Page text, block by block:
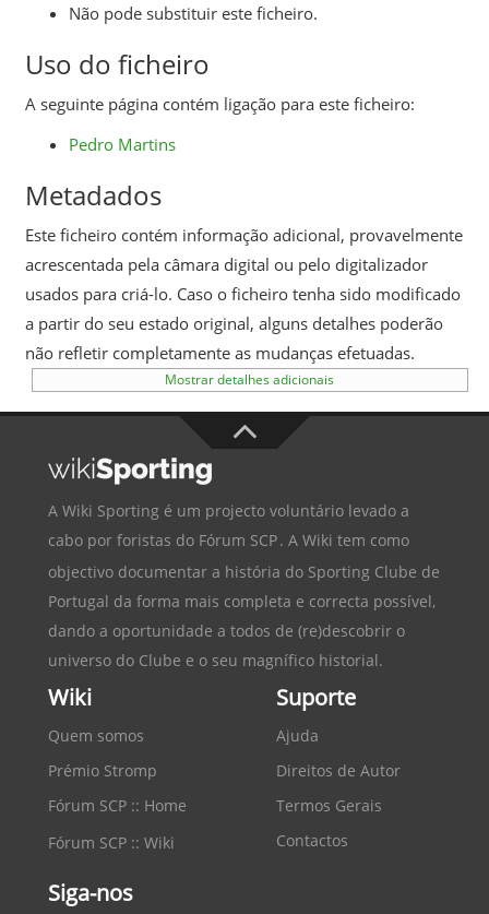
Não pode substituir este ficheiro.
Uso do ficheiro
A seguinte página contém ligação para este ficheiro:
Pedro Martins
Metadados
Este ficheiro contém informação adicional, provavelmente
acrescentada pela câmara digital ou pelo digitalizador
usados para criá-lo. Caso o ficheiro tenha sido modificado
a partir do seu estado original, alguns detalhes poderão
não refletir completamente as mudanças efetuadas.
Mostrar detalhes adicionais
A Wiki Sporting é um projecto voluntário levado a
cabo por foristas do Fórum SCP. A Wiki tem como
objectivo documentar a história do Sporting Clube de
Portugal da forma mais completa e correcta possível,
dando a oportunidade a todos de (re)descobrir o
universo do Clube e o seu magnífico historial.
Wiki
Quem somos
Prémio Stromp
Fórum SCP :: Home
Fórum SCP :: Wiki
Suporte
Ajuda
Direitos de Autor
Termos Gerais
Contactos
Siga-nos